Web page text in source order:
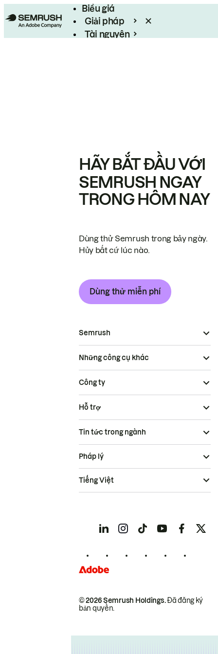
Biểu giá
Giải pháp
Tài nguyên
HÃY BẮT ĐẦU VỚI
SEMRUSH NGAY
TRONG HÔM NAY
Dùng thử Semrush trong bảy ngày.
Hủy bất cứ lúc nào.
Dùng thử miễn phí
Semrush
Những công cụ khác
Công ty
Hỗ trợ
Tin tức trong ngành
© 2026 Semrush Holdings.Đã đăng ký
bản quyền.
Pháp lý
Tiếng Việt